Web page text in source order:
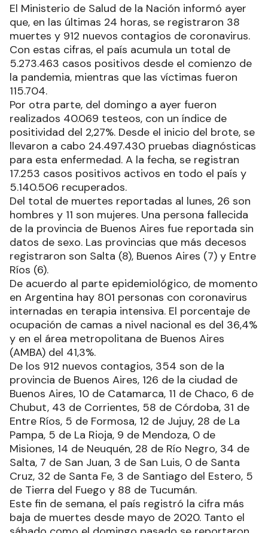
El Ministerio de Salud de la Nación informó ayer
que, en las últimas 24 horas, se registraron 38
muertes y 912 nuevos contagios de coronavirus.
Con estas cifras, el país acumula un total de
5.273.463 casos positivos desde el comienzo de
la pandemia, mientras que las víctimas fueron
115.704.
Por otra parte, del domingo a ayer fueron
realizados 40.069 testeos, con un índice de
positividad del 2,27%. Desde el inicio del brote, se
llevaron a cabo 24.497.430 pruebas diagnósticas
para esta enfermedad. A la fecha, se registran
17.253 casos positivos activos en todo el país y
5.140.506 recuperados.
Del total de muertes reportadas al lunes, 26 son
hombres y 11 son mujeres. Una persona fallecida
de la provincia de Buenos Aires fue reportada sin
datos de sexo. Las provincias que más decesos
registraron son Salta (8), Buenos Aires (7) y Entre
Ríos (6).
De acuerdo al parte epidemiológico, de momento
en Argentina hay 801 personas con coronavirus
internadas en terapia intensiva. El porcentaje de
ocupación de camas a nivel nacional es del 36,4%
y en el área metropolitana de Buenos Aires
(AMBA) del 41,3%.
De los 912 nuevos contagios, 354 son de la
provincia de Buenos Aires, 126 de la ciudad de
Buenos Aires, 10 de Catamarca, 11 de Chaco, 6 de
Chubut, 43 de Corrientes, 58 de Córdoba, 31 de
Entre Ríos, 5 de Formosa, 12 de Jujuy, 28 de La
Pampa, 5 de La Rioja, 9 de Mendoza, 0 de
Misiones, 14 de Neuquén, 28 de Río Negro, 34 de
Salta, 7 de San Juan, 3 de San Luis, 0 de Santa
Cruz, 32 de Santa Fe, 3 de Santiago del Estero, 5
de Tierra del Fuego y 88 de Tucumán.
Este fin de semana, el país registró la cifra más
baja de muertes desde mayo de 2020. Tanto el